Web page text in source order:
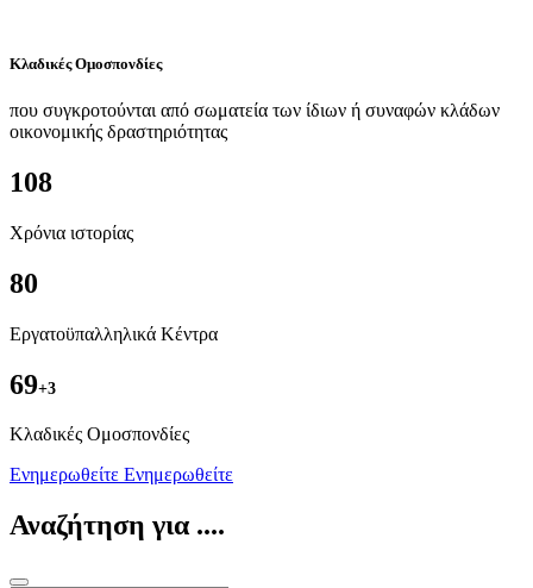
Κλαδικές Ομοσπονδίες
που συγκροτούνται από σωματεία των ίδιων ή συναφών κλάδων
οικονομικής δραστηριότητας
108
Χρόνια ιστορίας
80
Εργατοϋπαλληλικά Κέντρα
69+3
Kλαδικές Ομοσπονδίες
Ενημερωθείτε Ενημερωθείτε
Αναζήτηση για ....